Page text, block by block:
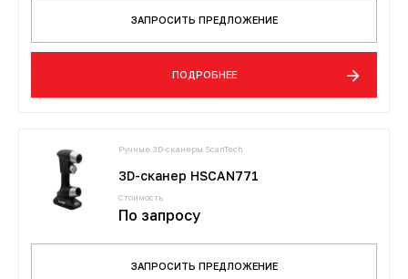
ЗАПРОСИТЬ ПРЕДЛОЖЕНИЕ
ПОДРОБНЕЕ
Ручные 3D-сканеры ScanTech
3D-сканер HSCAN771
Стоимость
По запросу
ЗАПРОСИТЬ ПРЕДЛОЖЕНИЕ